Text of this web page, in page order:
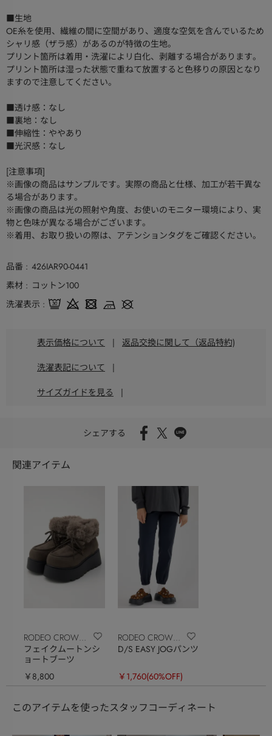
■生地
OE糸を使用、繊維の間に空間があり、適度な空気を含んでいるため
シャリ感（ザラ感）があるのが特徴の生地。
プリント箇所は着用・洗濯によリ白化、剥離する場合があります。
プリント箇所は湿った状態で重ねて放置すると色移りの原因となり
ますので注意してください。
■透け感：なし
■裏地：なし
■伸縮性：ややあり
■光沢感：なし
[注意事項]
※画像の商品はサンプルです。実際の商品と仕様、加工が若干異な
る場合があります。
※画像の商品は光の照射や角度、お使いのモニター環境により、実
物と色味が異なる場合がございます。
※着用、お取り扱いの際は、アテンションタグをご確認ください。
品番
426IAR90-0441
素材
コットン100
洗濯表示
表示価格について | 返品交換に関して（返品特約)
洗濯表記について |
サイズガイドを見る |
シェアする
関連アイテム
RODEO CROWNS
WIDE BOWL
フェイクムートンシ
ョートブーツ
￥8,800
RODEO CROWNS
WIDE BOWL
D/S EASY JOGパンツ
￥1,760(60%OFF)
このアイテムを使ったスタッフコーディネート